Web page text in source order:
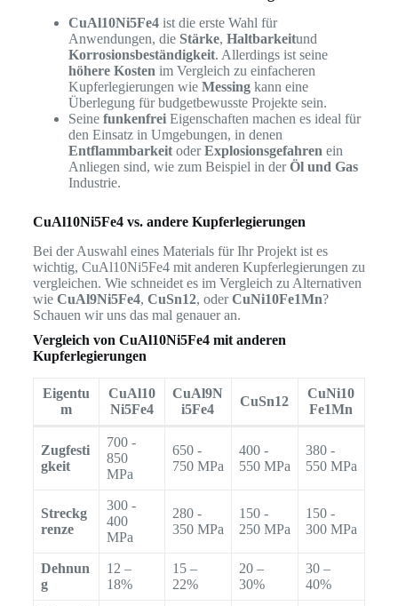
CuAl10Ni5Fe4ist die erste Wahl für
Anwendungen, die Stärke, Haltbarkeitund
Korrosionsbeständigkeit. Allerdings ist seine
höhere Kosten im Vergleich zu einfacheren
Kupferlegierungen wie Messingkann eine
Überlegung für budgetbewusste Projekte sein.
Seine funkenfreiEigenschaften machen es ideal für
den Einsatz in Umgebungen, in denen
EntflammbarkeitoderExplosionsgefahren ein
Anliegen sind, wie zum Beispiel in derÖl und Gas
Industrie.
CuAl10Ni5Fe4 vs. andere Kupferlegierungen
Bei der Auswahl eines Materials für Ihr Projekt ist es
wichtig, CuAl10Ni5Fe4 mit anderen Kupferlegierungen zu
vergleichen. Wie schneidet es im Vergleich zu Alternativen
wie CuAl9Ni5Fe4, CuSn12, oderCuNi10Fe1Mn?
Schauen wir uns das mal genauer an.
Vergleich von CuAl10Ni5Fe4 mit anderen
Kupferlegierungen
Eigentu
m
CuAl10
Ni5Fe4
CuAl9N
i5Fe4
CuSn12
CuNi10
Fe1Mn
Zugfesti
gkeit
700 -
850
MPa
650 -
750 MPa
400 -
550 MPa
380 -
550 MPa
Streckg
renze
300 -
400
MPa
280 -
350 MPa
150 -
250 MPa
150 -
300 MPa
Dehnun
g
12 –
18%
15 –
22%
20 –
30%
30 –
40%